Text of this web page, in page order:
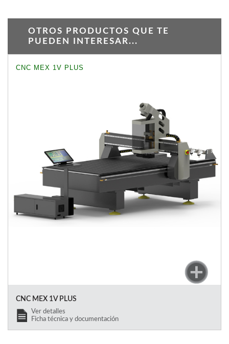
OTROS PRODUCTOS QUE TE
PUEDEN INTERESAR...
CNC MEX 1V PLUS
CNC MEX 1V PLUS
Ver detalles
Ficha técnica y documentación